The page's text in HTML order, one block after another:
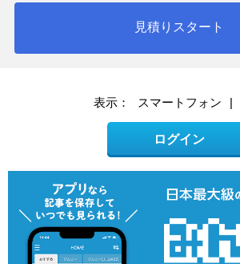
見積りスタート
表示： スマートフォン |
ログイン